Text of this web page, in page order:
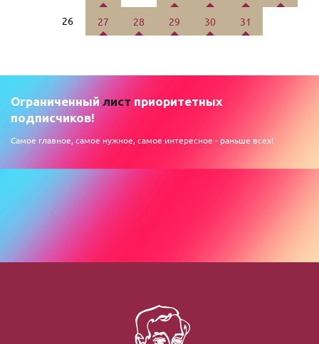
26 27 28 29 30 31
Ограниченный лист приоритетных
подписчиков!
Самое главное, самое нужное, самое интересное - раньше всех!